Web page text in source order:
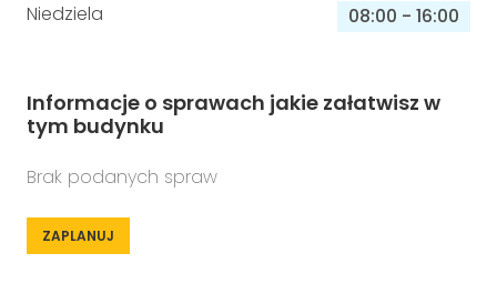
Niedziela
08:00 - 16:00
Informacje o sprawach jakie załatwisz w
tym budynku
Brak podanych spraw
ZAPLANUJ